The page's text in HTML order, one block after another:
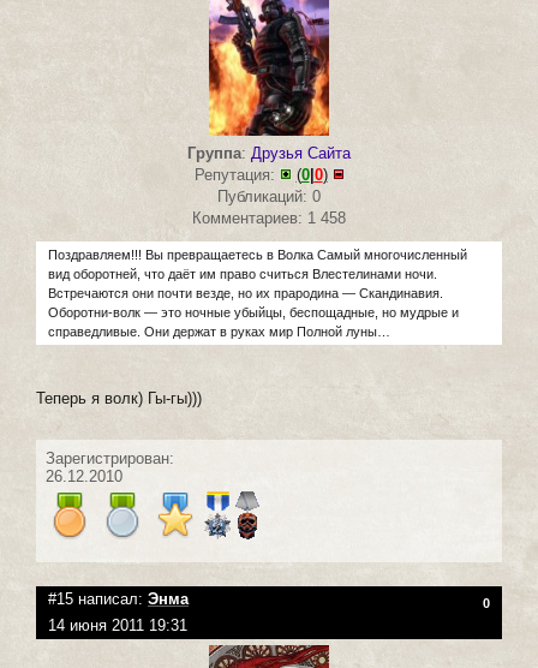
Группа: Друзья Сайта
Репутация:
(0| 0)
Публикаций: 0
Комментариев: 1 458
Поздравляем!!! Вы превращаетесь в Волка Самый многочисленный
вид оборотней, что даёт им право считься Влестелинами ночи.
Встречаются они почти везде, но их прародина — Скандинавия.
Оборотни-волк — это ночные убыйцы, беспощадные, но мудрые и
справедливые. Они держат в руках мир Полной луны…
Теперь я волк) Гы-гы)))
Зарегистрирован:
26.12.2010
#15 написал: Энма 0
14 июня 2011 19:31